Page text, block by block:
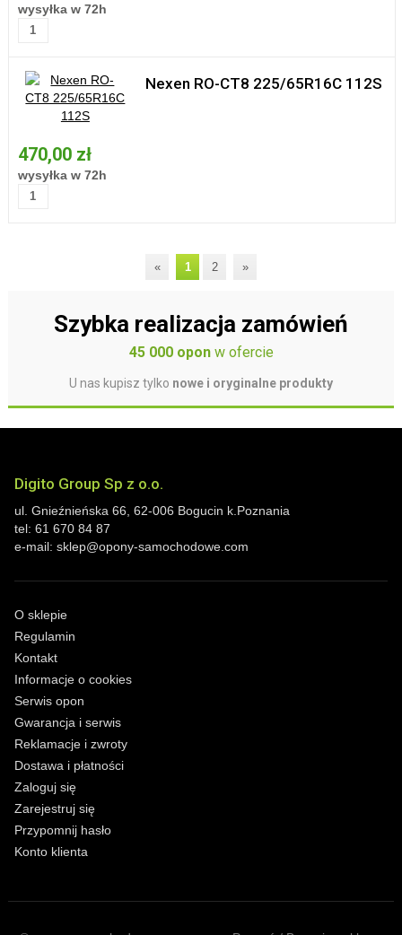
wysyłka w 72h
Nexen RO-CT8 225/65R16C 112S
470,00 zł
wysyłka w 72h
« 1 2 »
Szybka realizacja zamówień
45 000 oponw ofercie
U nas kupisz tylko nowe i oryginalne produkty
Digito Group Sp z o.o.
ul. Gnieźnieńska 66 62-006 Bogucin k.Poznania
tel: 61 670 84 87
e-mail: sklep@opony-samochodowe.com
O sklepie
Regulamin
Kontakt
Informacje o cookies
Serwis opon
Gwarancja i serwis
Reklamacje i zwroty
Dostawa i płatności
Zaloguj się
Zarejestruj się
Przypomnij hasło
Konto klienta